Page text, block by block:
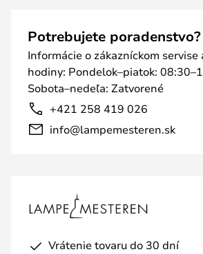
Potrebujete poradenstvo?
Informácie o zákazníckom servise
hodiny: Pondelok–piatok:
Sobota–nedeľa: Zatvorené
+421 258 419 026
info@lampemesteren.sk
Vrátenie tovaru do 30 dní